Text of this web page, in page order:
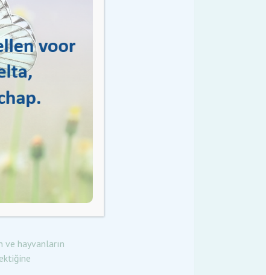
değerli su
geçmekten
davet
ve hayvanların